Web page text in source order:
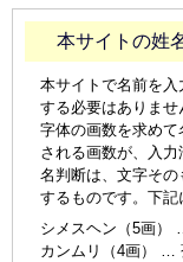
本サイトの姓
本サイトで名前を
する必要はありま
字体の画数を求め
される画数が、入
名判断は、文字そ
するものです。下記
シメスヘン（5画）
カンムリ（4画） …